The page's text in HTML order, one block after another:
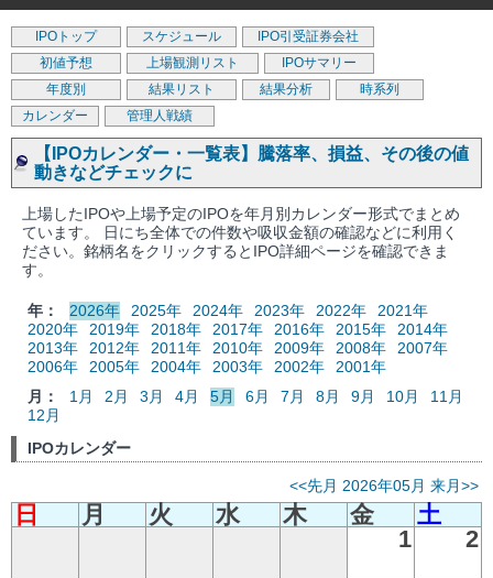
IPOトップ スケジュール
IPO引受証券会社
初値予想
上場観測リスト
IPOサマリー
年度別
結果リスト 結果分析
時系列
カレンダー
管理人戦績
【IPOカレンダー・一覧表】騰落率、損益、その後の値
動きなどチェックに
上場したIPOや上場予定のIPOを年月別カレンダー形式でまとめ
ています。 日にち全体での件数や吸収金額の確認などに利用く
ださい。銘柄名をクリックするとIPO詳細ページを確認できま
す。
年： 2026年 2025年 2024年 2023年 2022年
2021年
2020年
2019年 2018年 2017年 2016年 2015年
2014年
2013年
2012年 2011年 2010年 2009年 2008年
2007年
2006年
2005年 2004年 2003年 2002年
2001年
月：
1月 2月 3月 4月 5月 6月 7月 8月 9月 10月
11月
12月
IPOカレンダー
<<先月 2026年05月 来月>>
日 月 火 水 木 金
土
1
2